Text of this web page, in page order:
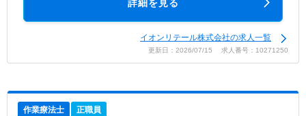
詳細を見る
イオンリテール株式会社の求人一覧
更新日：2026/07/15 求人番号：10271250
作業療法士 正職員